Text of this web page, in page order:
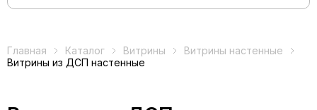
Главная Каталог Витрины
Витрины настенные
Витрины из ДСП настенные